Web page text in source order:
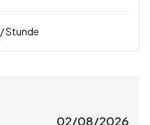
/ Stunde
02/08/2026